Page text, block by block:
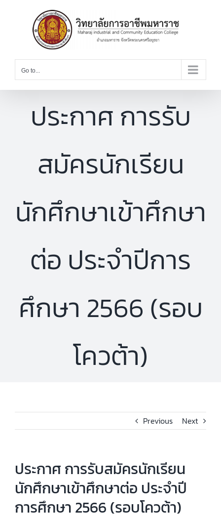
Go to...
ประกาศ การรับ
สมัครนักเรียน
นักศึกษาเข้าศึกษา
ต่อ ประจำปีการ
ศึกษา 2566 (รอบ
โควต้า)
Previous Next
ประกาศ การรับสมัครนักเรียน
นักศึกษาเข้าศึกษาต่อ ประจำปี
การศึกษา 2566 (รอบโควต้า)